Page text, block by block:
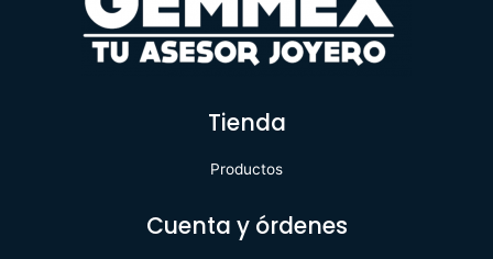
Tienda
Productos
Cuenta y órdenes